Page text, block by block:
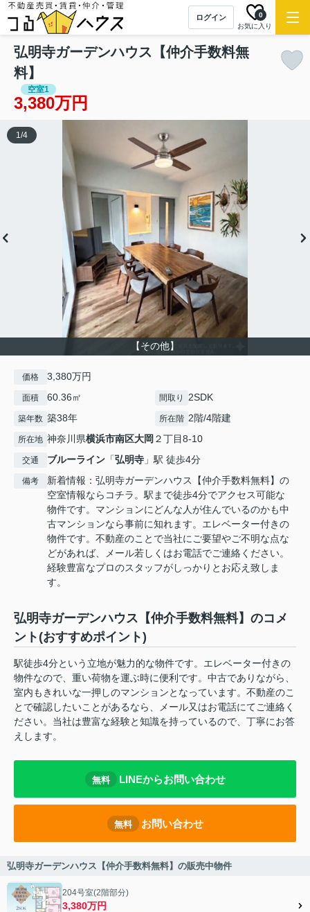
ログイン
お気に入り
0
弘明寺ガーデンハウス【仲介手数料無
料】
空室1
3,380万円
【その他】
1/4
価格 3,380万円
面積 60.36㎡ 間取り 2SDK
築年数 築38年 所在階 2階/4階建
所在地 神奈川県横浜市南区大岡 ２丁目8-10
交通 ブルーライン 「弘明寺 」駅 徒歩4分
備考
新着情報：弘明寺ガーデンハウス【仲介手数料無料】の
空室情報ならコチラ。駅まで徒歩4分でアクセス可能な
物件です。マンションにどんな人が住んでいるのかも中
古マンションなら事前に知れます。エレベーター付きの
物件です。不動産のことで当社にご要望やご不明な点な
どがあれば、メール若しくはお電話でご連絡ください。
経験豊富なプロのスタッフがしっかりとお応え致しま
す。
弘明寺ガーデンハウス【仲介手数料無料】のコメ
ント(おすすめポイント)
駅徒歩4分という立地が魅力的な物件です。エレベーター付きの
物件なので、重い荷物を運ぶ時に便利です。中古でありながら、
室内もきれいな一押しのマンションとなっています。不動産のこ
とで確認したいことがあるなら、メール又はお電話にてご連絡く
ださい。当社は豊富な経験と知識を持っているので、丁寧にお答
えします。
無料 LINEからお問い合わせ
無料 お問い合わせ
弘明寺ガーデンハウス【仲介手数料無料】の販売中物件
204号室(2階部分)
3,380万円